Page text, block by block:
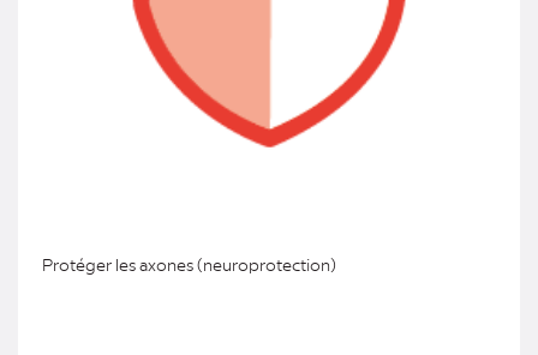
Protéger les axones (neuroprotection)